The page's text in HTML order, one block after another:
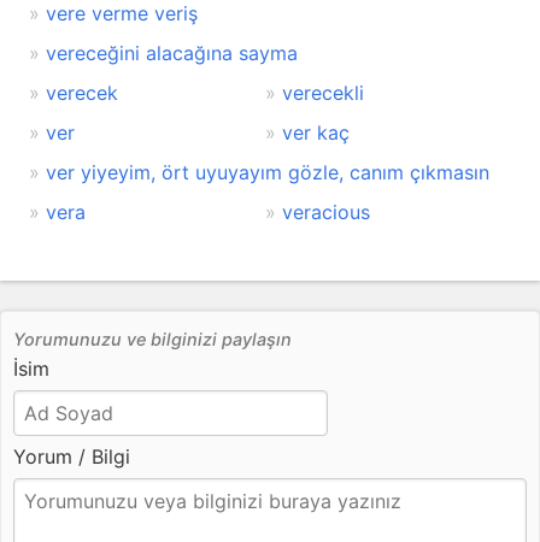
vere verme veriş
vereceğini alacağına sayma
verecek
verecekli
ver
ver kaç
ver yiyeyim, ört uyuyayım gözle, canım çıkmasın
vera
veracious
Yorumunuzu ve bilginizi paylaşın
İsim
Yorum / Bilgi